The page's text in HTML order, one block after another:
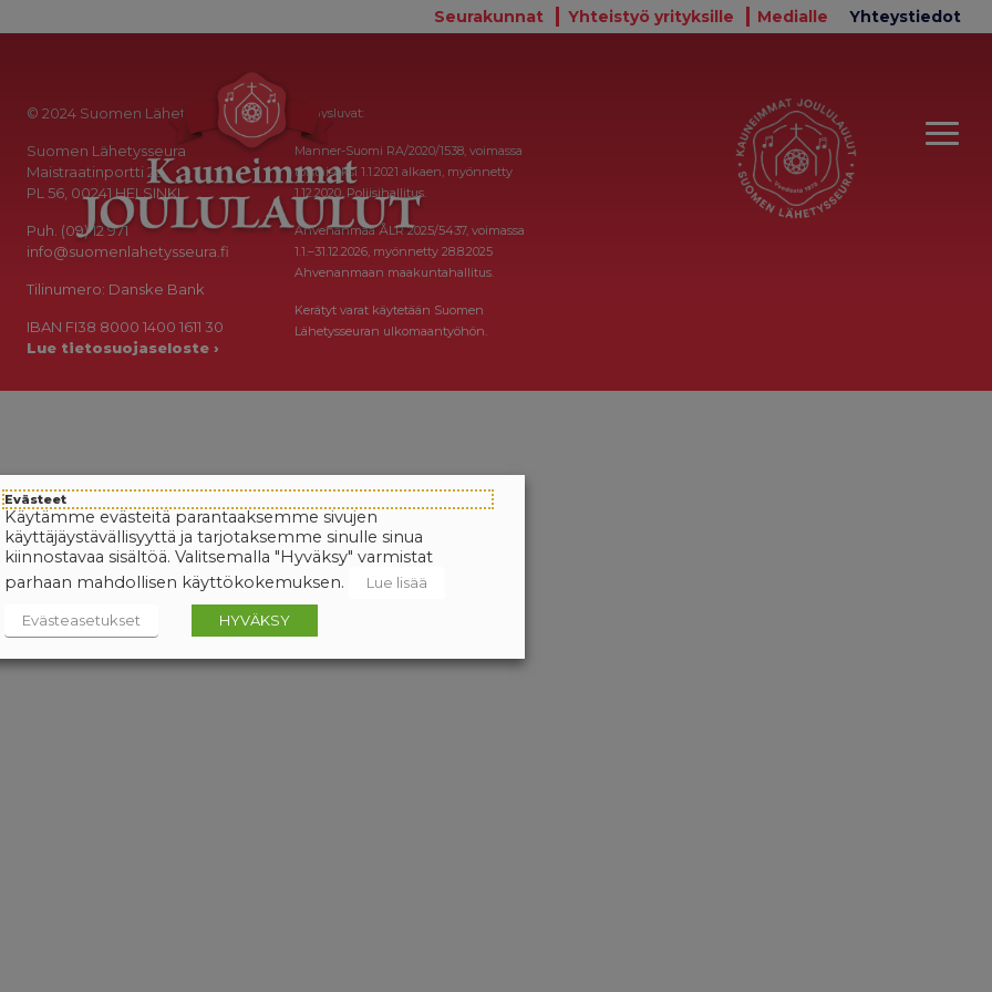
Seurakunnat Yhteistyö yrityksille Medialle Yhteystiedot
© 2024 Suomen Lähetysseura
Suomen Lähetysseura
Maistraatinportti 2a
PL 56, 00241 HELSINKI
Puh. (09) 12 971
info@suomenlahetysseura.fi
Tilinumero: Danske Bank
IBAN FI38 8000 1400 1611 30
Lue tietosuojaseloste ›
Keräysluvat:
Manner-Suomi RA/2020/1538, voimassa
toistaiseksi 1.1.2021 alkaen, myönnetty
1.12.2020, Poliisihallitus.
Ahvenanmaa ÅLR 2025/5437, voimassa
1.1.–31.12.2026, myönnetty 28.8.2025
Ahvenanmaan maakuntahallitus.
Kerätyt varat käytetään Suomen
Lähetysseuran ulkomaantyöhön.
Evästeet
Käytämme evästeitä parantaaksemme sivujen
käyttäjäystävällisyyttä ja tarjotaksemme sinulle sinua
kiinnostavaa sisältöä. Valitsemalla "Hyväksy" varmistat
parhaan mahdollisen käyttökokemuksen.
Lue lisää
Evästeasetukset HYVÄKSY